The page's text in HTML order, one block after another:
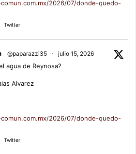
2026/07/donde-quedo-
Twitter
@paparazzi35 · julio 15, 2026
agua de Reynosa?
Alvarez
2026/07/donde-quedo-
Twitter